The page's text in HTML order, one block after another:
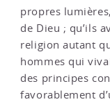
propres
de Dieu ; qu’ils
religion autant
hommes qui
des principes
favorablement